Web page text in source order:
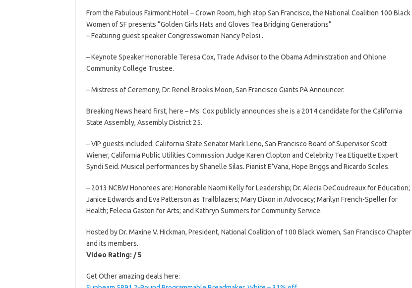
From the Fabulous Fairmont Hotel – Crown Room, high atop San Francisco, the National Coalition 100 Black
Women of SF presents “Golden Girls Hats and Gloves Tea Bridging Generations”
– Featuring guest speaker Congresswoman Nancy Pelosi .
– Keynote Speaker Honorable Teresa Cox, Trade Advisor to the Obama Administration and Ohlone
Community College Trustee.
– Mistress of Ceremony, Dr. Renel Brooks Moon, San Francisco Giants PA Announcer.
Breaking News heard first, here – Ms. Cox publicly announces she is a 2014 candidate for the California
State Assembly, Assembly District 25.
– VIP guests included: California State Senator Mark Leno, San Francisco Board of Supervisor Scott
Wiener, California Public Utilities Commission Judge Karen Clopton and Celebrity Tea Etiquette Expert
Syndi Seid. Musical performances by Shanelle Silas. Pianist E’Vana, Hope Briggs and Ricardo Scales.
– 2013 NCBW Honorees are: Honorable Naomi Kelly for Leadership; Dr. Alecia DeCoudreaux for Education;
Janice Edwards and Eva Patterson as Trailblazers; Mary Dixon in Advocacy; Marilyn French-Speller for
Health; Felecia Gaston for Arts; and Kathryn Summers for Community Service.
Hosted by Dr. Maxine V. Hickman, President, National Coalition of 100 Black Women, San Francisco Chapter
and its members.
Video Rating: / 5
Get Other amazing deals here: